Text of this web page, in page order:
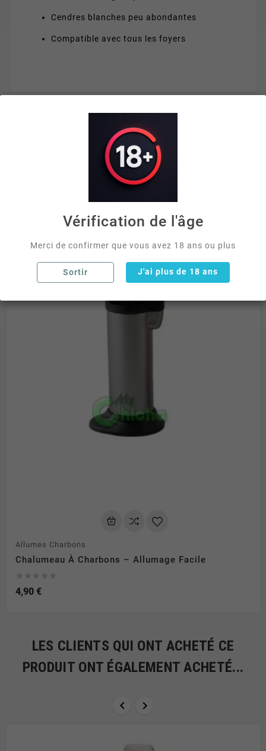
Cendres blanches peu abondantes
Compatible avec tous les foyers
 
Allumes Charbons
Chalumeau À Charbons – Allumage Facile
4,90 €
LES CLIENTS QUI ONT ACHETÉ CE
PRODUIT ONT ÉGALEMENT ACHETÉ...
 
Vérification de l'âge
Merci de confirmer que vous avez 18 ans ou plus
Sortir J'ai plus de 18 ans